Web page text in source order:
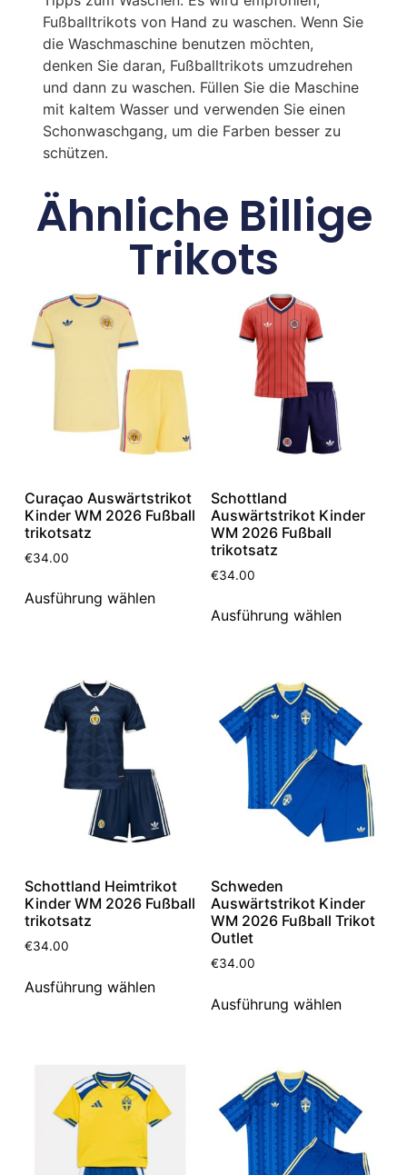
Fußballtrikots von Hand zu waschen. Wenn Sie
die Waschmaschine benutzen möchten,
denken Sie daran, Fußballtrikots umzudrehen
und dann zu waschen. Füllen Sie die Maschine
mit kaltem Wasser und verwenden Sie einen
Schonwaschgang, um die Farben besser zu
schützen.
Ähnliche Billige
Trikots
Curaçao Auswärtstrikot
Kinder WM 2026 Fußball
trikotsatz
€34.00
Ausführung wählen
Schottland
Auswärtstrikot Kinder
WM 2026 Fußball
trikotsatz
€34.00
Ausführung wählen
Schottland Heimtrikot
Kinder WM 2026 Fußball
trikotsatz
€34.00
Ausführung wählen
Schweden
Auswärtstrikot Kinder
WM 2026 Fußball Trikot
Outlet
€34.00
Ausführung wählen